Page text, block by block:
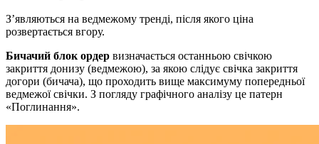
З’являються на ведмежому тренді, після якого ціна
розвертається вгору.
Бичачий блок ордер визначається останньою свічкою
закриття донизу (ведмежою), за якою слідує свічка закриття
догори (бичача), що проходить вище максимуму попередньої
ведмежої свічки. З погляду графічного аналізу це патерн
«Поглинання».